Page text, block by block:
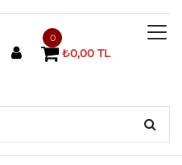
0
₺0,00 TL